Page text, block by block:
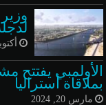
أكتوبر 21,
الأولمبي
بملاقاة أستراليا
مارس 20, 2024